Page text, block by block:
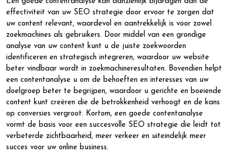
effectiviteit van uw SEO strategie door ervoor te zorgen dat
uw content relevant, waardevol en aantrekkelijk is voor zowel
zoekmachines als gebruikers. Door middel van een grondige
analyse van uw content kunt u de juiste zoekwoorden
identificeren en strategisch integreren, waardoor uw website
beter vindbaar wordt in zoekmachineresultaten. Bovendien helpt
een contentanalyse u om de behoeften en interesses van uw
doelgroep beter te begrijpen, waardoor u gerichte en boeiende
content kunt creëren die de betrokkenheid verhoogt en de kans
op conversies vergroot. Kortom, een goede contentanalyse
vormt de basis voor een succesvolle SEO strategie die leidt tot
verbeterde zichtbaarheid, meer verkeer en uiteindelijk meer
succes voor uw online business.